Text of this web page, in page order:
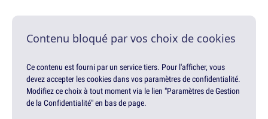
Contenu bloqué par vos choix de cookies
Ce contenu est fourni par un service tiers. Pour l'afficher, vous
devez accepter les cookies dans vos paramètres de confidentialité.
Modifiez ce choix à tout moment via le lien "Paramètres de Gestion
de la Confidentialité" en bas de page.